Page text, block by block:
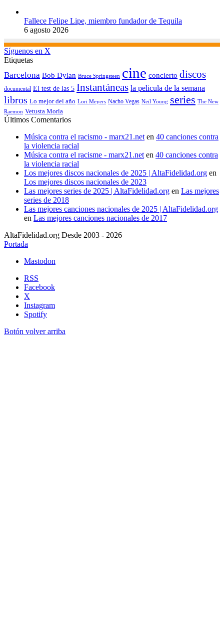
Fallece Felipe Lipe, miembro fundador de Tequila
6 agosto 2026
Síguenos en X
Etiquetas
Barcelona Bob Dylan Bruce Springsteen cine concierto discos
documental El test de las 5 Instantáneas la pelicula de la semana
libros Lo mejor del año Lori Meyers Nacho Vegas Neil Young series The New
Raemon Vetusta Morla
Últimos Comentarios
Música contra el racismo - marx21.net en 40 canciones contra
la violencia racial
Música contra el racisme - marx21.net en 40 canciones contra
la violencia racial
Los mejores discos nacionales de 2025 | AltaFidelidad.org en
Los mejores discos nacionales de 2023
Las mejores series de 2025 | AltaFidelidad.org en Las mejores
series de 2018
Las mejores canciones nacionales de 2025 | AltaFidelidad.org
en Las mejores canciones nacionales de 2017
AltaFidelidad.org Desde 2003 - 2026
Portada
Mastodon
RSS
Facebook
X
Instagram
Spotify
Botón volver arriba